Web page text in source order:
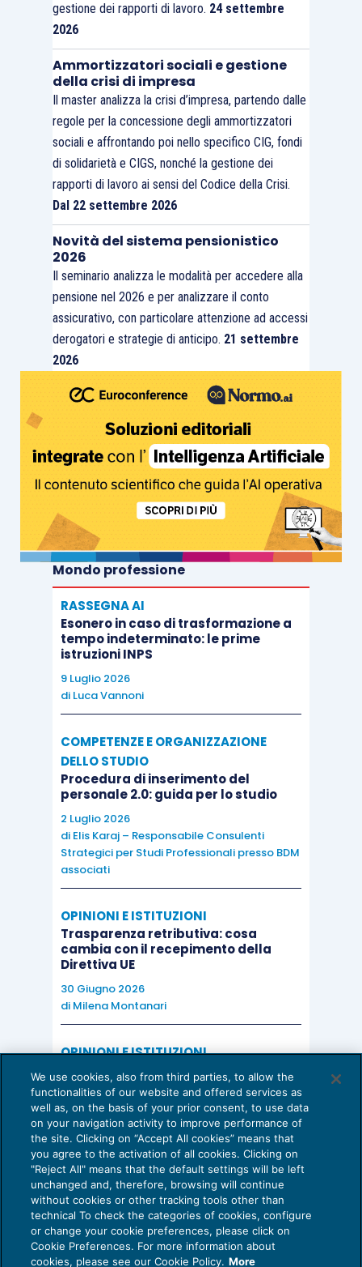
gestione dei rapporti di lavoro. 24 settembre
2026
Ammortizzatori sociali e gestione
della crisi di impresa
Il master analizza la crisi d’impresa, partendo dalle
regole per la concessione degli ammortizzatori
sociali e affrontando poi nello specifico CIG, fondi
di solidarietà e CIGS, nonché la gestione dei
rapporti di lavoro ai sensi del Codice della Crisi.
Dal 22 settembre 2026
Novità del sistema pensionistico
2026
Il seminario analizza le modalità per accedere alla
pensione nel 2026 e per analizzare il conto
assicurativo, con particolare attenzione ad accessi
derogatori e strategie di anticipo. 21 settembre
2026
Mondo professione
RASSEGNA AI
Esonero in caso di trasformazione a
tempo indeterminato: le prime
istruzioni INPS
9 Luglio 2026
di Luca Vannoni
COMPETENZE E ORGANIZZAZIONE
DELLO STUDIO
Procedura di inserimento del
personale 2.0: guida per lo studio
2 Luglio 2026
di Elis Karaj – Responsabile Consulenti
Strategici per Studi Professionali presso BDM
associati
OPINIONI E ISTITUZIONI
Trasparenza retributiva: cosa
cambia con il recepimento della
Direttiva UE
30 Giugno 2026
di Milena Montanari
OPINIONI E ISTITUZIONI
Valorizzare il potenziale dello Studio:
una riflessione sul futuro della
consulenza del lavoro
15 Giugno 2026
di Milena Montanari
Privacy Policy
We use cookies, also from third parties, to allow the
functionalities of our website and offered services as
well as, on the basis of your prior consent, to use data
on your navigation activity to improve performance of
the site. Clicking on “Accept All cookies” means that
you agree to the activation of all cookies. Clicking on
"Reject All" means that the default settings will be left
unchanged and, therefore, browsing will continue
without cookies or other tracking tools other than
technical To check the categories of cookies, configure
or change your cookie preferences, please click on
Cookie Preferences. For more information about
cookies, please see our Cookie Policy. More